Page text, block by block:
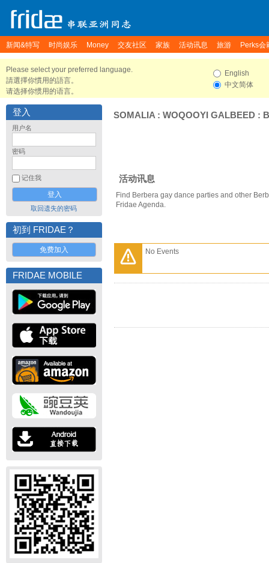
新闻&特写 时尚娱乐 Money 交友社区 家族 活动讯息 旅游 Perks会
Please select your preferred language.
請選擇你慣用的語言。
请选择你惯用的语言。
English
中文简体
登入
用户名
密码
记住我
取回遗失的密码
初到 FRIDAE？
免费加入
FRIDAE MOBILE
SOMALIA : WOQOOYI GALBEED :
活动讯息
Find Berbera gay dance parties and other
Fridae Agenda.
No Events